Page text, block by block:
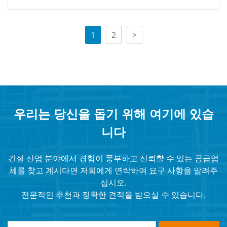
1 2 >
우리는 당신을 돕기 위해 여기에 있습
니다
건설 산업 분야에서 경험이 풍부하고 신뢰할 수 있는 공급업
체를 찾고 계시다면 저희에게 연락하여 요구 사항을 알려주
십시오.
전문적인 추천과 정확한 견적을 받으실 수 있습니다.